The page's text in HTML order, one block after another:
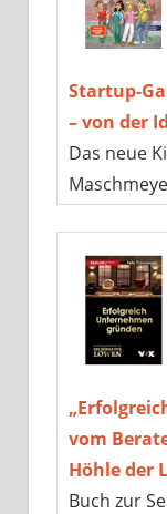
Startup-
– von der
Das neue
vom
Höhle der
Buch zur